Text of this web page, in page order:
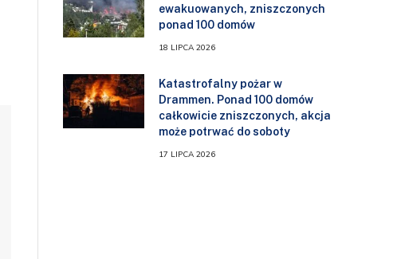
ewakuowanych, zniszczonych
ponad 100 domów
18 LIPCA 2026
Katastrofalny pożar w
Drammen. Ponad 100 domów
całkowicie zniszczonych, akcja
może potrwać do soboty
17 LIPCA 2026